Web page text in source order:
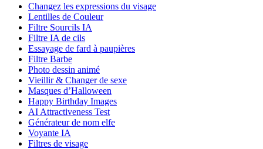
Changez les expressions du visage
Lentilles de Couleur
Filtre Sourcils IA
Filtre IA de cils
Essayage de fard à paupières
Filtre Barbe
Photo dessin animé
Vieillir & Changer de sexe
Masques d’Halloween
Happy Birthday Images
AI Attractiveness Test
Générateur de nom elfe
Voyante IA
Filtres de visage